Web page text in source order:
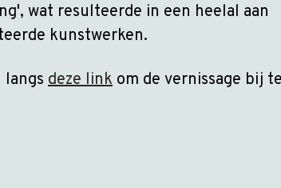
wat resulteerde in een heelal aan
kunstwerken.
deze link om de vernissage bij